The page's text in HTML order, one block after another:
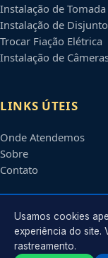
Instalação de
Instalação de
Trocar Fiação Elétrica
Instalação de
LINKS ÚTEIS
Onde Atendemos
Sobre
Contato
CONTATO
Atendimento em
Usamos cookies
experiência do site.
rastreamento.